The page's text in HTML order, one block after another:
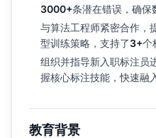
3000+条潜在错误，确保
与算法工程师紧密合作，
型训练策略，支持了3+个
组织并指导新入职标注员
握核心标注技能，快速融
教育背景